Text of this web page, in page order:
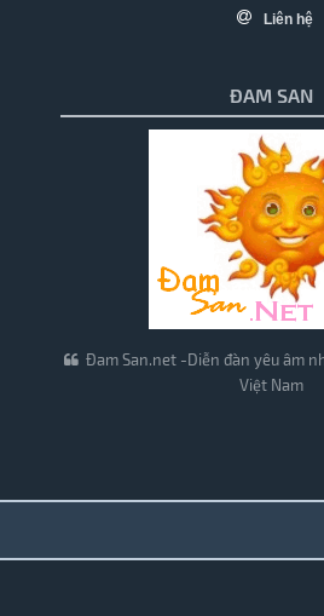
Liên hệ
ĐAM SAN
Đam San.net -Diễn đàn yêu âm
Việt Nam